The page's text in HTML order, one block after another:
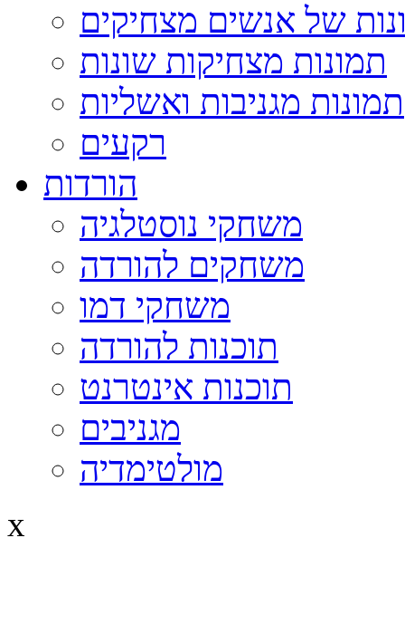
של אנשים מצחיקים
תמונות מצחיקות שונות
תמונות מגניבות ואשליות
רקעים
הורדות
משחקי נוסטלגיה
משחקים להורדה
משחקי דמו
תוכנות להורדה
תוכנות אינטרנט
מגניבים
מולטימדיה
x